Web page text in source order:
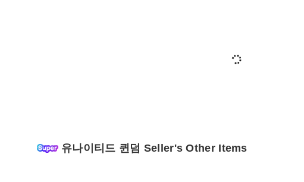
유나이티드 퀸덤 Seller's Other Items